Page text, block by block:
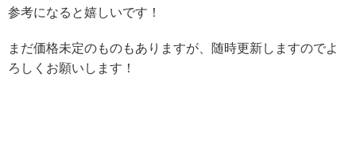
参考になると嬉しいです！
まだ価格未定のものもありますが、随時更新しますのでよ
ろしくお願いします！